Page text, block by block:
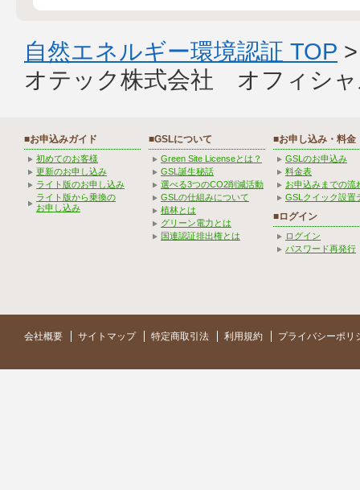
自然エネルギー環境認証 TOP
オテック株式会社 オフィシ
■お申込みガイド
初めてのお客様
更新のお申し込み
ライト版のお申し込み
ライト版から乗換の
お申し込み
■GSLについて
Green Site Licenseとは？
GSL誕生秘話
選べる3つのCO2削減活動
GSLの仕組みについて
植林とは
グリーン電力とは
国連認証排出権とは
■お申し込み・料金
GSLのお申込み
料金表
お申込みまでの流
GSLクイック設置
■ログイン
ログイン
パスワード再発行
会社概要 サイトマップ 特定商取引法 利用規約 プライバシーポリ